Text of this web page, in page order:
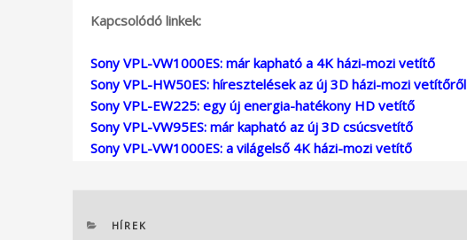
Kapcsolódó linkek:
Sony VPL-VW1000ES: már kapható a 4K házi-mozi vetítő
Sony VPL-HW50ES: híresztelések az új 3D házi-mozi vetítőről
Sony VPL-EW225: egy új energia-hatékony HD vetítő
Sony VPL-VW95ES: már kapható az új 3D csúcsvetítő
Sony VPL-VW1000ES: a világelső 4K házi-mozi vetítő
KATEGÓRIÁK
HÍREK